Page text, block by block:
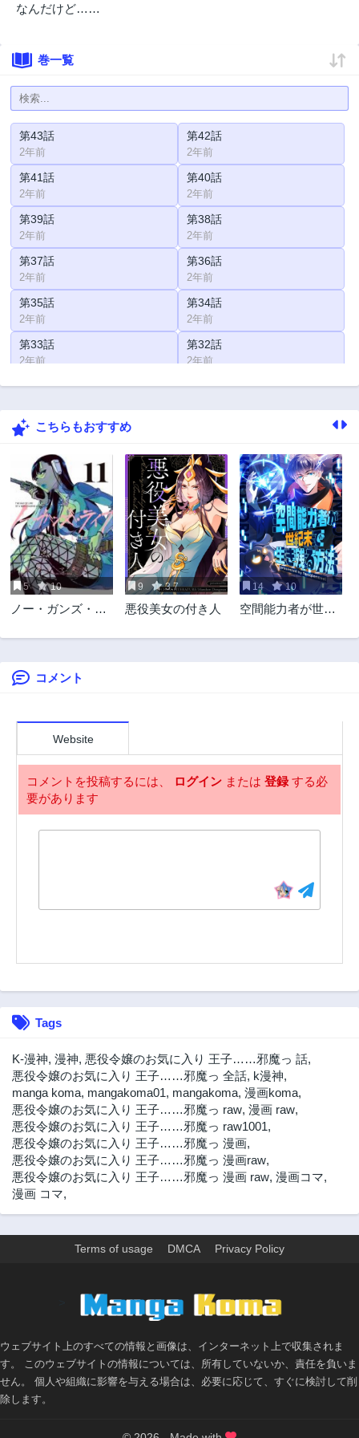
なんだけど……
巻一覧
第43話
2年前
第42話
2年前
第41話
2年前
第40話
2年前
第39話
2年前
第38話
2年前
第37話
2年前
第36話
2年前
第35話
2年前
第34話
2年前
第33話
2年前
第32話
2年前
第31話 第31.1話
第30話
第29話
2年前
第28話
2年前
第27話
2年前
第27.2話
2年前
第27.3話
2年前
第26話
2年前
第26.1話
2年前
第25話
2年前
第24話 第23話
第22話
第21.1話
第20.1話
2年前
第19話
2年前
第18話
第9話
2年前
第7話
2年前
第6話
2年前
第5話
2年前
第4話
2年前
第3話
2年前
第2話
2年前
第1話
2年前
こちらもおすすめ
5 10
ノー・ガンズ・ラ
9 3.7
悪役美女の付き人
14 10
空間能力者が世紀
コメント
Website
コメントを投稿するには、 ログイン または 登録する必
要があります
Tags
K-漫神, 漫神, 悪役令嬢のお気に入り 王子……邪魔っ 話,
悪役令嬢のお気に入り 王子……邪魔っ 全話, k漫神,
manga koma, mangakoma01, mangakoma, 漫画koma,
悪役令嬢のお気に入り 王子……邪魔っ raw, 漫画 raw,
悪役令嬢のお気に入り 王子……邪魔っ raw1001,
悪役令嬢のお気に入り 王子……邪魔っ 漫画,
悪役令嬢のお気に入り 王子……邪魔っ 漫画raw,
悪役令嬢のお気に入り 王子……邪魔っ 漫画 raw, 漫画コマ,
漫画 コマ,
Terms of usage DMCA Privacy Policy
ウェブサイト上のすべての情報と画像は、インターネット上で収集されま
す。 このウェブサイトの情報については、所有していないか、責任を負いま
せん。 個人や組織に影響を与える場合は、必要に応じて、すぐに検討して削
除します。